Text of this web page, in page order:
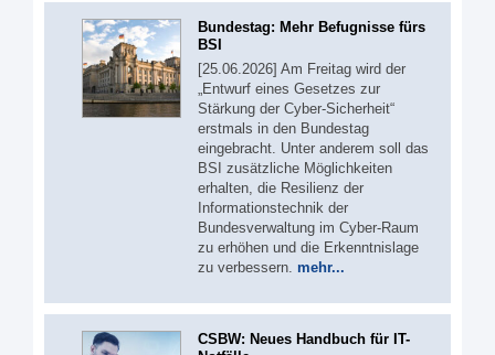
Bundestag: Mehr Befugnisse fürs
BSI
[25.06.2026] Am Freitag wird der
„Entwurf eines Gesetzes zur
Stärkung der Cyber-Sicherheit“
erstmals in den Bundestag
eingebracht. Unter anderem soll das
BSI zusätzliche Möglichkeiten
erhalten, die Resilienz der
Informationstechnik der
Bundesverwaltung im Cyber-Raum
zu erhöhen und die Erkenntnislage
zu verbessern. mehr...
CSBW: Neues Handbuch für IT-